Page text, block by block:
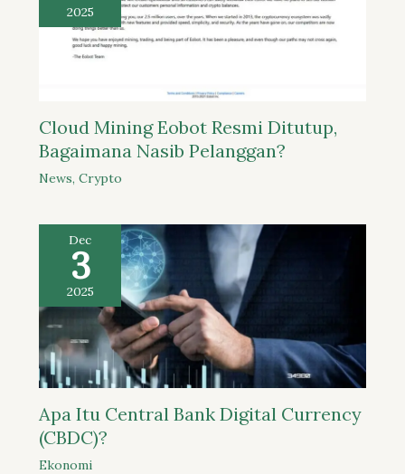
2025
Cloud Mining Eobot Resmi Ditutup,
Bagaimana Nasib Pelanggan?
News, Crypto
Dec
3
2025
Apa Itu Central Bank Digital Currency
(CBDC)?
Ekonomi